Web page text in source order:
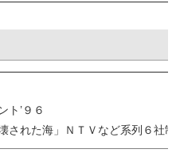
ト’９６
された海」ＮＴＶなど系列６社